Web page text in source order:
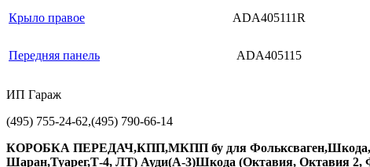
Крыло правое ADA405111R
Передняя панель ADA405115
ИП Гараж
(495) 755-24-62,(495) 790-66-14
КОРОБКА ПЕРЕДАЧ,КПП,МКПП бу для
Шаран,Туарег,Т-4, ЛТ) Ауди(А-3)Шкода (Октавия, Октавия 2,